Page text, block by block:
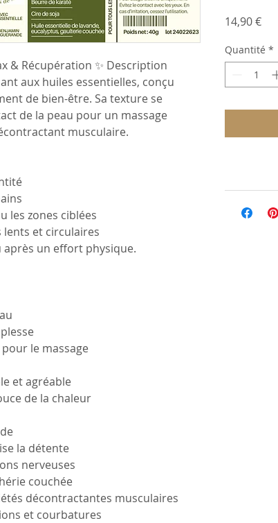
& Récupération ✨ Description
aux huiles essentielles, conçu
de bien-être. Sa texture se
de la peau pour un massage
musculaire.
les zones ciblées
et circulaires
après un effort physique.
le massage
et agréable
de la chaleur
la détente
nerveuses
couchée
décontractantes musculaires
et courbatures
14,90 €Prix
Quantité *